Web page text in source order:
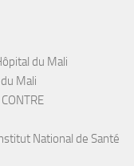
du Mali
Mali
National de Santé